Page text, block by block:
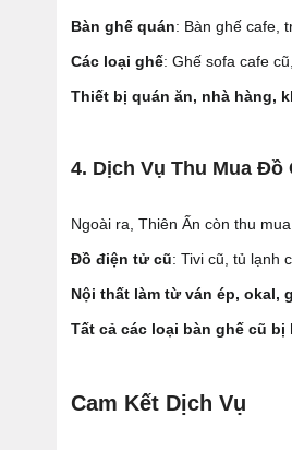
Bàn ghế quán: Bàn ghế cafe,
Các loại ghế: Ghế sofa cafe
Thiết bị quán ăn, nhà hàng,
4. Dịch Vụ Thu Mua Đồ
Ngoài ra, Thiên Ấn còn thu
Đồ điện tử cũ: Tivi cũ, tủ lạnh
Nội thất làm từ ván ép, okal,
Tất cả các loại bàn ghế cũ bị
Cam Kết Dịch Vụ